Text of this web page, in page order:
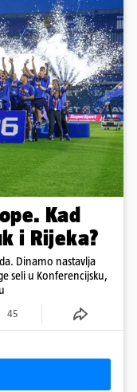
Kad
i Rijeka?
Dinamo nastavlja
seli u Konferencijsku,
45